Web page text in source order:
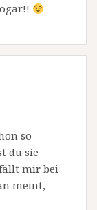
so
du sie
mir bei
meint,